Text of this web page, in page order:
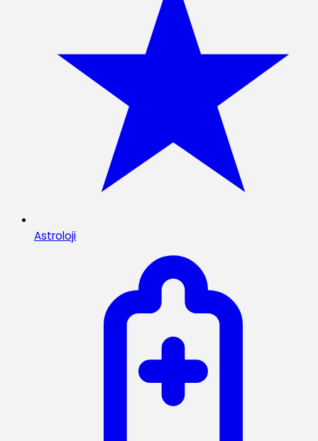
Astroloji